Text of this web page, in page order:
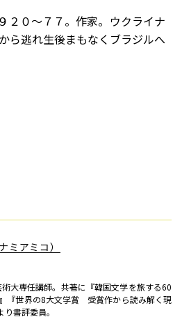
０～７７。作家。ウクライナ
ら逃れ生後まもなくブラジルへ
ミアミコ）
大専任講師。共著に『韓国文学を旅する60
『世界の8大文学賞 受賞作から読み解く現
書評委員。